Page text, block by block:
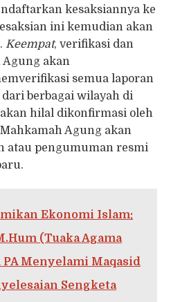
kesaksiannya ke
ini kemudian akan
Keempat, verifikasi dan
akan
semua laporan
berbagai wilayah di
hilal dikonfirmasi oleh
Agung akan
atau pengumuman resmi
Ekonomi Islam:
(Tuaka Agama
PA Menyelami Maqasid
Sengketa